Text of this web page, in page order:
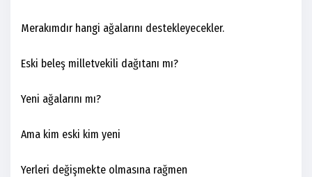
Merakımdır hangi ağalarını destekleyecekler.
Eski beleş milletvekili dağıtanı mı?
Yeni ağalarını mı?
Ama kim eski kim yeni
Yerleri değişmekte olmasına rağmen